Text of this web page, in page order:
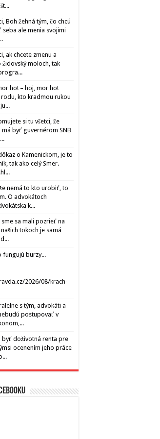
Boh žehná tým, čo chcú
seba ale menia svojimi
ak chcete zmenu a
moloch, tak
ho! – hoj, mor ho!
kto kradmou rukou
si tu všetci, že
byť guvernérom SNB
o Kamenickom, je to
tak ako celý Smer.
nemá to kto urobiť, to
O advokátoch
k...
sme sa mali pozrieť na
tokoch je samá
fungujú burzy...
2026/08/krach-
s tým, advokáti a
postupovať v
byť doživotná renta pre
ocenením jeho práce